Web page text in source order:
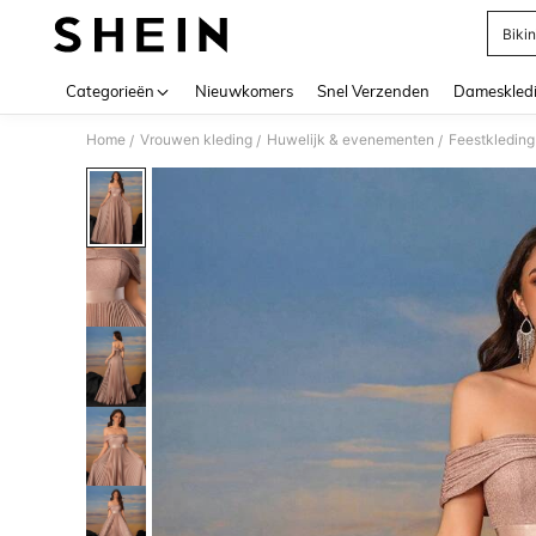
Categorieën Nieuwkomers Snel Verzenden
Home / Vrouwen kleding / Huwelijk & evenementen /